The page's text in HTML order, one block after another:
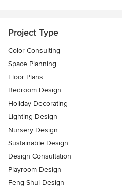
Project Type
Color Consulting
Space Planning
Floor Plans
Bedroom Design
Holiday Decorating
Lighting Design
Nursery Design
Sustainable Design
Design Consultation
Playroom Design
Feng Shui Design